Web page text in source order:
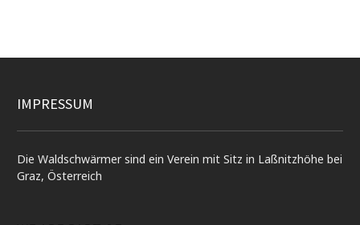
IMPRESSUM
Die Waldschwärmer sind ein Verein mit Sitz in Laßnitzhöhe bei
Graz, Österreich